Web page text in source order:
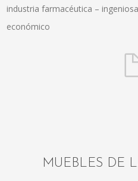
industria farmacéutica –
económico
MUEBLES DE